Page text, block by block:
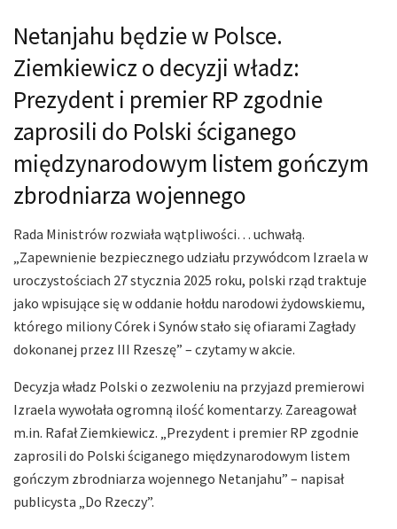
Netanjahu będzie w Polsce.
Ziemkiewicz o decyzji władz:
Prezydent i premier RP zgodnie
zaprosili do Polski ściganego
międzynarodowym listem gończym
zbrodniarza wojennego
Rada Ministrów rozwiała wątpliwości… uchwałą.
„Zapewnienie bezpiecznego udziału przywódcom Izraela w
uroczystościach 27 stycznia 2025 roku, polski rząd traktuje
jako wpisujące się w oddanie hołdu narodowi żydowskiemu,
którego miliony Córek i Synów stało się ofiarami Zagłady
dokonanej przez III Rzeszę” – czytamy w akcie.
Decyzja władz Polski o zezwoleniu na przyjazd premierowi
Izraela wywołała ogromną ilość komentarzy. Zareagował
m.in. Rafał Ziemkiewicz. „Prezydent i premier RP zgodnie
zaprosili do Polski ściganego międzynarodowym listem
gończym zbrodniarza wojennego Netanjahu” – napisał
publicysta „Do Rzeczy”.